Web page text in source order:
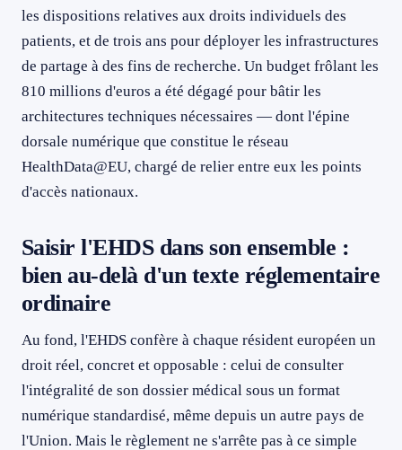
les dispositions relatives aux droits individuels des
patients, et de trois ans pour déployer les infrastructures
de partage à des fins de recherche. Un budget frôlant les
810 millions d'euros a été dégagé pour bâtir les
architectures techniques nécessaires — dont l'épine
dorsale numérique que constitue le réseau
HealthData@EU, chargé de relier entre eux les points
d'accès nationaux.
Saisir l'EHDS dans son ensemble :
bien au-delà d'un texte réglementaire
ordinaire
Au fond, l'EHDS confère à chaque résident européen un
droit réel, concret et opposable : celui de consulter
l'intégralité de son dossier médical sous un format
numérique standardisé, même depuis un autre pays de
l'Union. Mais le règlement ne s'arrête pas à ce simple